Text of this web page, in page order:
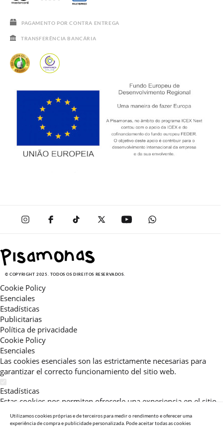
SALDOS
PAGAMENTO POR CONTRA ENTREGA
TRANSFERÊNCIA BANCÁRIA
© COPYRIGHT 2025. TODOS OS DIREITOS RESERVADOS.
Cookie Policy
Esenciales
Estadísticas
Publicitarias
Política de privacidade
Cookie Policy
Esenciales
Las cookies esenciales son las estrictamente necesarias para
garantizar el correcto funcionamiento del sitio web.
Estadísticas
Estas cookies nos permiten ofrecerle una experiencia en el sitio
adaptada a su navegación (recomendaciones de producto
personalizadas, énfasis en categorías frecuentemente
Utilizamos cookies próprias e de terceiros para medir o rendimento e oferecer uma
experiência de compra e publicidade personalizada. Pode aceitar todas as cookies